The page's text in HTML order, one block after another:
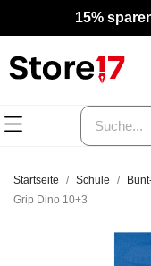
15%
Startseite Schule
Grip Dino 10+3